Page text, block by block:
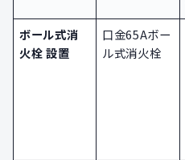
ボール式消
火栓 設置
口金65Aボー
ル式消火栓